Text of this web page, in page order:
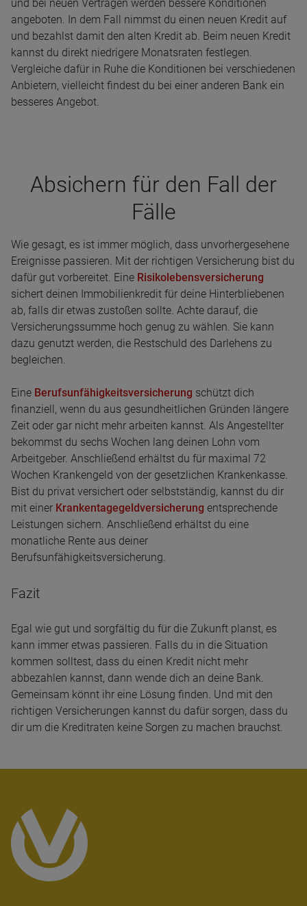
und bei neuen Verträgen werden bessere Konditionen
angeboten. In dem Fall nimmst du einen neuen Kredit auf
und bezahlst damit den alten Kredit ab. Beim neuen Kredit
kannst du direkt niedrigere Monatsraten festlegen.
Vergleiche dafür in Ruhe die Konditionen bei verschiedenen
Anbietern, vielleicht findest du bei einer anderen Bank ein
besseres Angebot.
Absi­chern für den Fall der
Fälle
Wie gesagt, es ist immer möglich, dass unvorhergesehene
Ereignisse passieren. Mit der richtigen Versicherung bist du
dafür gut vorbereitet. Eine Risikolebensversicherung
sichert deinen Immobilienkredit für deine Hinterbliebenen
ab, falls dir etwas zustoßen sollte. Achte darauf, die
Versicherungssumme hoch genug zu wählen. Sie kann
dazu genutzt werden, die Restschuld des Darlehens zu
begleichen.
Eine Berufsunfähigkeitsversicherung schützt dich
finanziell, wenn du aus gesundheitlichen Gründen längere
Zeit oder gar nicht mehr arbeiten kannst. Als Angestellter
bekommst du sechs Wochen lang deinen Lohn vom
Arbeitgeber. Anschließend erhältst du für maximal 72
Wochen Krankengeld von der gesetzlichen Krankenkasse.
Bist du privat versichert oder selbstständig, kannst du dir
mit einer Krankentagegeldversicherung entsprechende
Leistungen sichern. Anschließend erhältst du eine
monatliche Rente aus deiner
Berufsunfähigkeitsversicherung.
Fazit
Egal wie gut und sorgfältig du für die Zukunft planst, es
kann immer etwas passieren. Falls du in die Situation
kommen solltest, dass du einen Kredit nicht mehr
abbezahlen kannst, dann wende dich an deine Bank.
Gemeinsam könnt ihr eine Lösung finden. Und mit den
richtigen Versicherungen kannst du dafür sorgen, dass du
dir um die Kreditraten keine Sorgen zu machen brauchst.